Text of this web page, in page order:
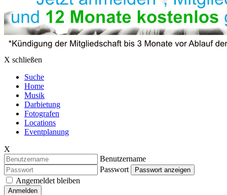
X schließen
Suche
Home
Musik
Darbietung
Fotografen
Locations
Eventplanung
X
Benutzername
Passwort
Passwort anzeigen
Angemeldet bleiben
Anmelden